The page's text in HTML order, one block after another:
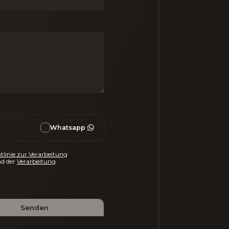
Whatsapp
zur Verarbeitung
der Verarbeitung
Senden